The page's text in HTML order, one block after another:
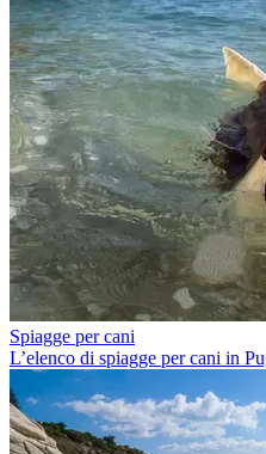
Spiagge per cani
L’elenco di spiagge per cani in